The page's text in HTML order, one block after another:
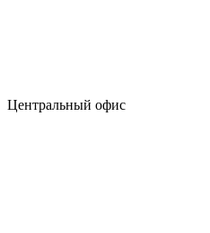
Центральный офис